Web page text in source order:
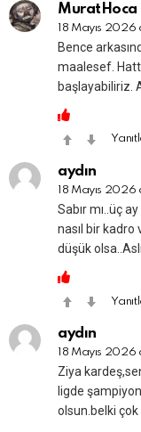
MuratHoca
18 Mayıs 2026
Bence
maalesef.
başlayabiliriz.
aydın
18 Mayıs
Sabır mı..üç
nasıl bir kadro
düşük
aydın
18 Mayıs 2026
Ziya
ligde
olsun.belki